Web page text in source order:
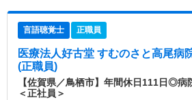
言語聴覚士 正職員
医療法人好古堂 すむのさと高尾病
(正職員)
【佐賀県／鳥栖市】年間休日111日◎病
＜正社員＞